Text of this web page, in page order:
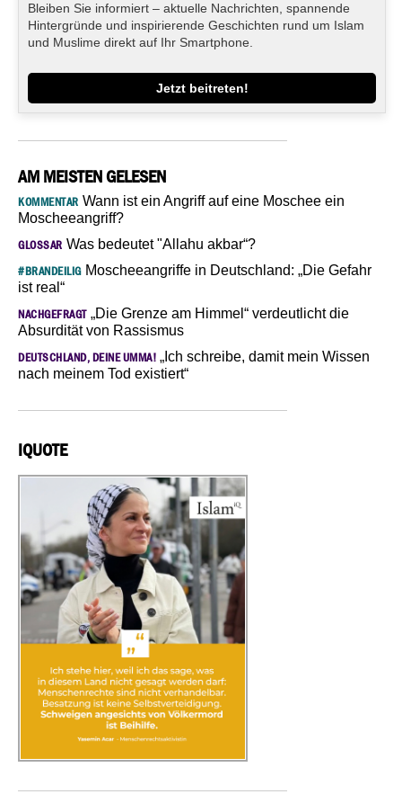
Bleiben Sie informiert – aktuelle Nachrichten, spannende
Hintergründe und inspirierende Geschichten rund um Islam
und Muslime direkt auf Ihr Smartphone.
Jetzt beitreten!
AM MEISTEN GELESEN
KOMMENTAR Wann ist ein Angriff auf eine Moschee ein
Moscheeangriff?
GLOSSAR Was bedeutet "Allahu akbar“?
#BRANDEILIGMoscheeangriffe in Deutschland: „Die Gefahr
ist real“
NACHGEFRAGT„Die Grenze am Himmel“ verdeutlicht die
Absurdität von Rassismus
DEUTSCHLAND, DEINE UMMA! „Ich schreibe, damit mein Wissen
nach meinem Tod existiert“
IQUOTE